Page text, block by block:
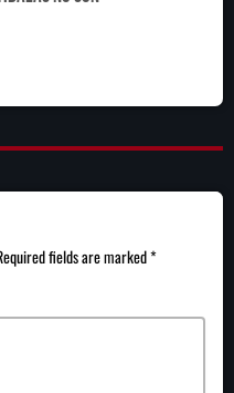
fields are marked *